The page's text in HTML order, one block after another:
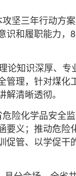
坚三年行动方
和履职能力
知识深厚、
理，针对煤
清晰透彻。
险化学品安全
义；推动危
管、以学促